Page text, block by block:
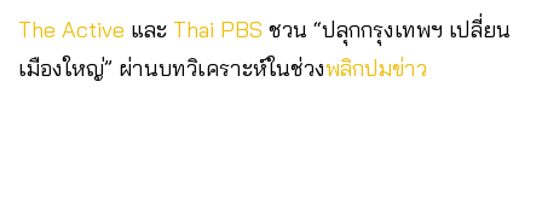
The Active และ Thai PBS ชวน “ปลุกกรุงเทพฯ เปลี่ยน
เมืองใหญ่” ผ่านบทวิเคราะห์ในช่วงพลิกปมข่าว